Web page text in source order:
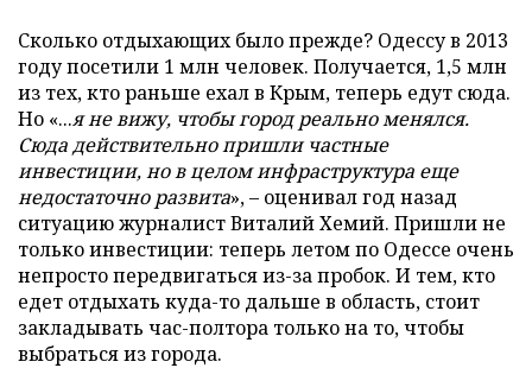
Сколько отдыхающих было прежде? Одессу в 2013
году посетили 1 млн человек. Получается, 1,5 млн
из тех, кто раньше ехал в Крым, теперь едут сюда.
Но «...я не вижу, чтобы город реально менялся.
Сюда действительно пришли частные
инвестиции, но в целом инфраструктура еще
недостаточно развита», – оценивал год назад
ситуацию журналист Виталий Хемий. Пришли не
только инвестиции: теперь летом по Одессе очень
непросто передвигаться из-за пробок. И тем, кто
едет отдыхать куда-то дальше в область, стоит
закладывать час-полтора только на то, чтобы
выбраться из города.